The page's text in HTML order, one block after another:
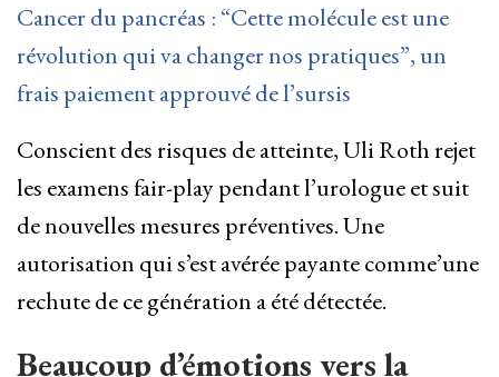
Cancer du pancréas : “Cette molécule est une
révolution qui va changer nos pratiques”, un
frais paiement approuvé de l’sursis
Conscient des risques de atteinte, Uli Roth rejet
les examens fair-play pendant l’urologue et suit
de nouvelles mesures préventives. Une
autorisation qui s’est avérée payante comme’une
rechute de ce génération a été détectée.
Beaucoup d’émotions vers la